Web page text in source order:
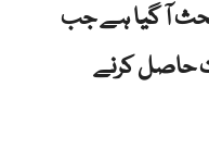
آ گیا ہے جب
حاصل کرنے